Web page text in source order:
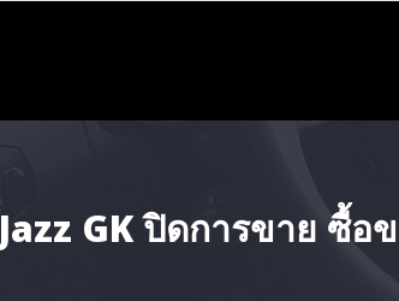
Jazz GK ปิดการขาย ซื้